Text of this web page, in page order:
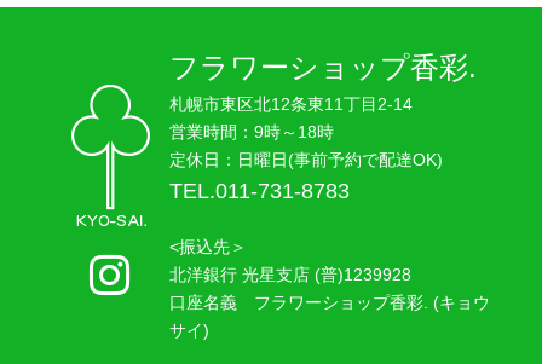
フラワーショップ香彩.
札幌市東区北12条東11丁目2-14
営業時間：9時～18時
定休日：日曜日(事前予約で配達OK)
TEL.011-731-8783
<振込先＞
北洋銀行 光星支店 (普)1239928
口座名義 フラワーショップ香彩. (キョウ
サイ)